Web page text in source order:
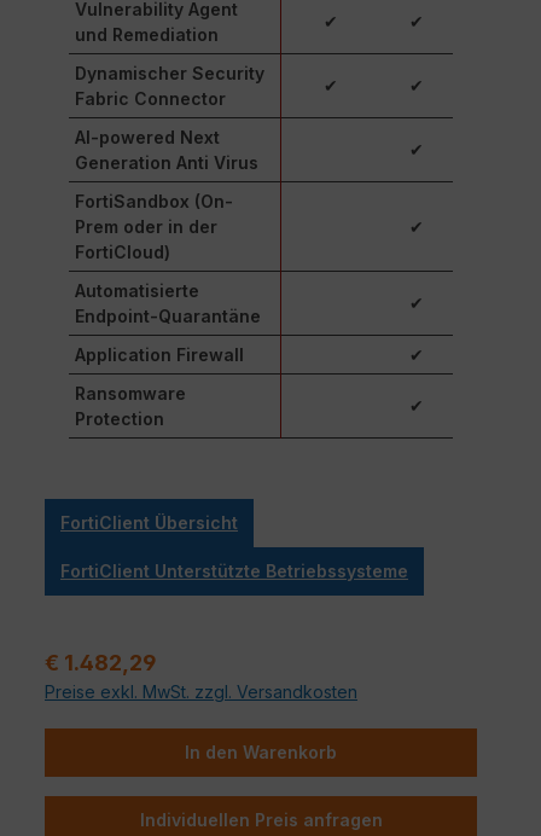
Vulnerability Agent
und Remediation
✔ ✔
Dynamischer Security
Fabric Connector
✔ ✔
AI-powered Next
Generation Anti Virus
✔
FortiSandbox (On-
Prem oder in der
FortiCloud)
✔
Automatisierte
Endpoint-Quarantäne
✔
Application Firewall
✔
Ransomware
Protection
✔
FortiClient Übersicht
FortiClient Unterstützte Betriebssysteme
Regulärer Preis:
€ 1.482,29
Preise exkl. MwSt. zzgl. Versandkosten
In den Warenkorb
Individuellen Preis anfragen